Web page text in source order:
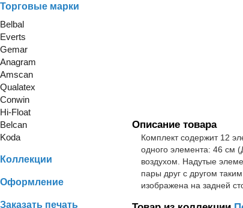
Торговые марки
Belbal
Everts
Gemar
Anagram
Amscan
Qualatex
Conwin
Hi-Float
Belcan
Koda
Коллекции
Оформление
Заказать печать
Описание товара
Комплект содержит 12
одного элемента: 46 см
воздухом. Надутые
пары друг с другом
изображена на задней